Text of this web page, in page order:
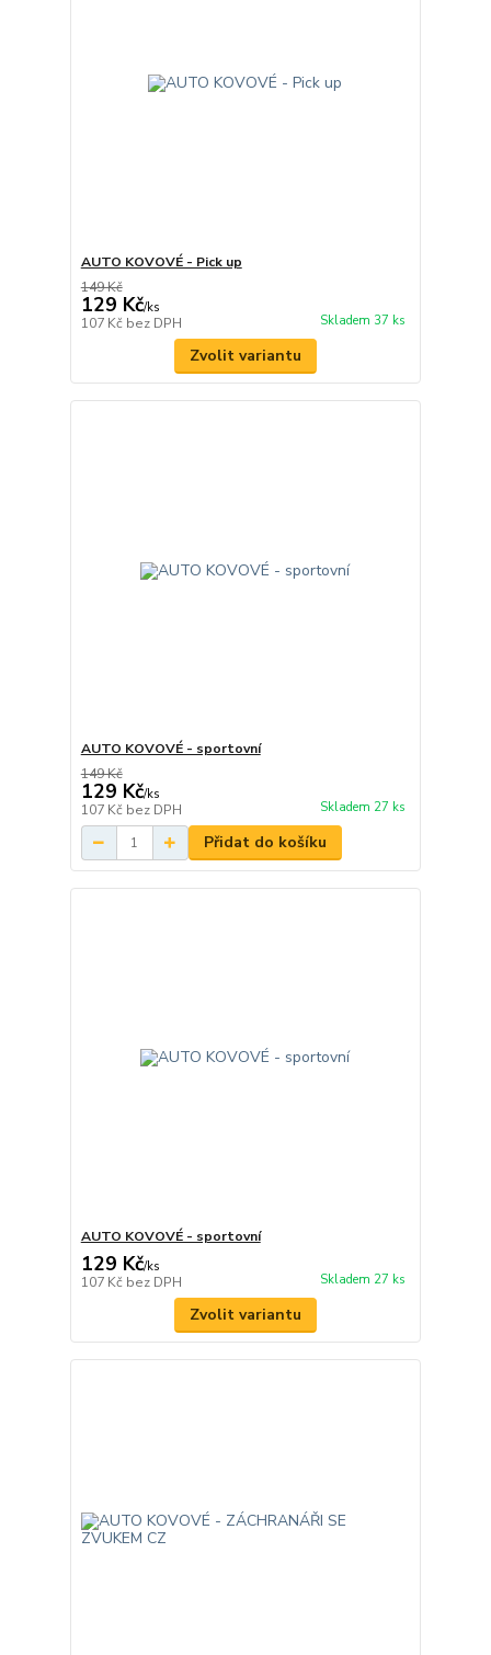
AUTO KOVOVÉ - Pick up
149 Kč
129 Kč/ks
107 Kč bez DPH Skladem 37 ks
Zvolit variantu
AUTO KOVOVÉ - sportovní
149 Kč
129 Kč/ks
107 Kč bez DPH Skladem 27 ks
Přidat do košíku
AUTO KOVOVÉ - sportovní
129 Kč/ks
107 Kč bez DPH Skladem 27 ks
Zvolit variantu